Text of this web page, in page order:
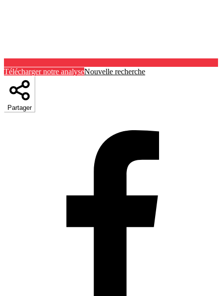
Télécharger notre analyseNouvelle recherche
Partager